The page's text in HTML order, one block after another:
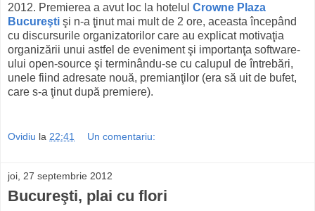
2012. Premierea a avut loc la hotelul Crowne Plaza
Bucureşti şi n-a ţinut mai mult de 2 ore, aceasta începând
cu discursurile organizatorilor care au explicat motivaţia
organizării unui astfel de eveniment şi importanţa software-
ului open-source şi terminându-se cu calupul de întrebări,
unele fiind adresate nouă, premianţilor (era să uit de bufet,
care s-a ţinut după premiere).
Ovidiu la 22:41 Un comentariu:
joi, 27 septembrie 2012
Bucureşti, plai cu flori